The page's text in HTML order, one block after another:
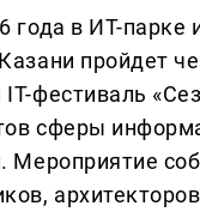
года в ИТ-парке
пройдет
фестиваль
сферы
Мероприятие